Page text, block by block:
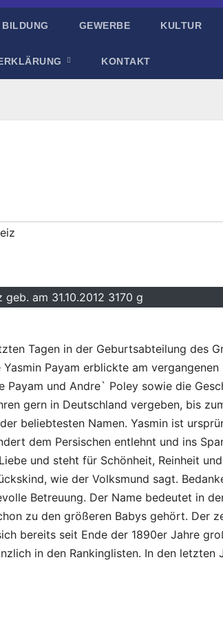
BILDUNG GEWERBE KULTUR
KONTAKT
geb. am 31.10.2012 3170 g
Tagen in der Geburtsabteilung des
Payam erblickte am
und Andre` Poley sowie die
gern in Deutschland vergeben, bis
beliebtesten Namen. Yasmin ist
dem Persischen entlehnt und ins
und steht für Schönheit, Reinheit
wie der Volksmund sagt.
Betreuung. Der Name bedeutet in
zu den größeren Babys gehört. Der
bereits seit Ende der 1890er Jahre
in den Rankinglisten. In den letzten